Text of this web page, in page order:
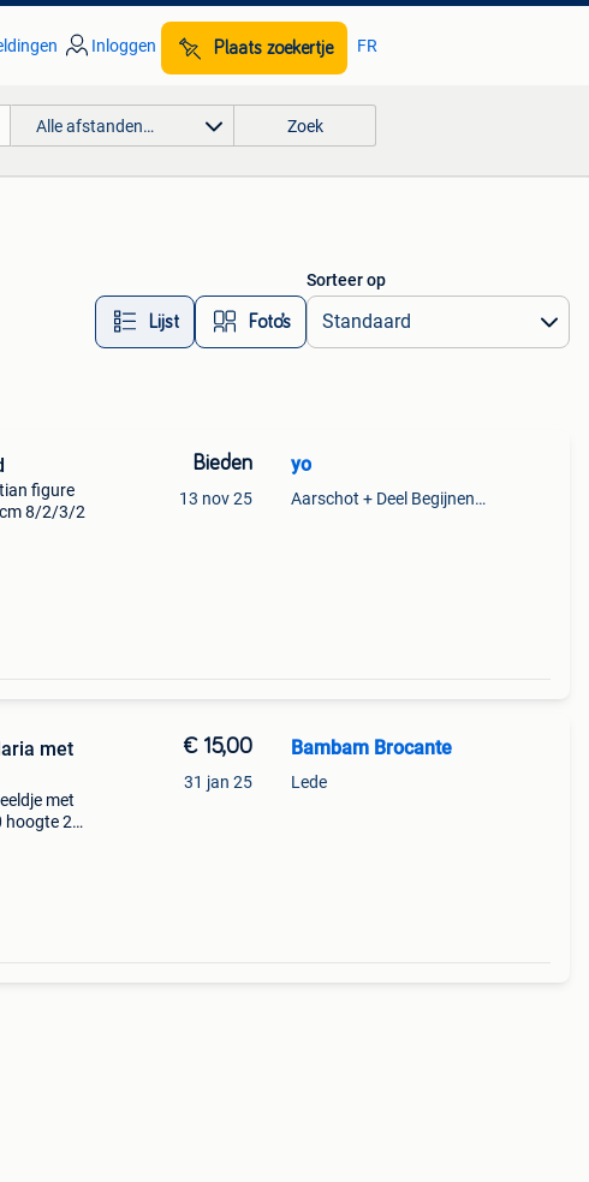
Inloggen Plaats zoekertje FR
Alle afstanden… Zoek
Lijst Foto’s
Sorteer op
figure
cm 8/2/3/2
Bieden
13 nov 25
yo
Aarschot + Deel Begijnendijk
met
met
hoogte 23
€ 15,00
31 jan 25
Bambam Brocante
Lede